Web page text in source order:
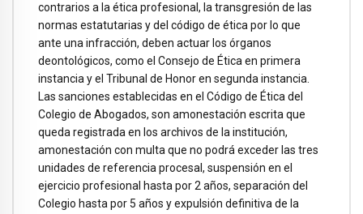
contrarios a la ética profesional, la transgresión de las
normas estatutarias y del código de ética por lo que
ante una infracción, deben actuar los órganos
deontológicos, como el Consejo de Ética en primera
instancia y el Tribunal de Honor en segunda instancia.
Las sanciones establecidas en el Código de Ética del
Colegio de Abogados, son amonestación escrita que
queda registrada en los archivos de la institución,
amonestación con multa que no podrá exceder las tres
unidades de referencia procesal, suspensión en el
ejercicio profesional hasta por 2 años, separación del
Colegio hasta por 5 años y expulsión definitiva de la